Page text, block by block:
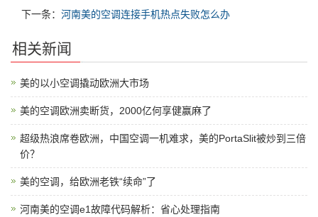
下一条： 河南美的空调连接手机热点失败怎么办
相关新闻
美的以小空调撬动欧洲大市场
美的空调欧洲卖断货，2000亿何享健赢麻了
超级热浪席卷欧洲，中国空调一机难求，美的PortaSlit被炒到三倍
价？
美的空调，给欧洲老铁“续命”了
河南美的空调e1故障代码解析：省心处理指南